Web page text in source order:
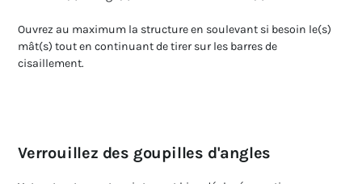
Ouvrez au maximum la structure en soulevant si besoin le(s)
mât(s) tout en continuant de tirer sur les barres de
cisaillement.
Verrouillez des goupilles d'angles